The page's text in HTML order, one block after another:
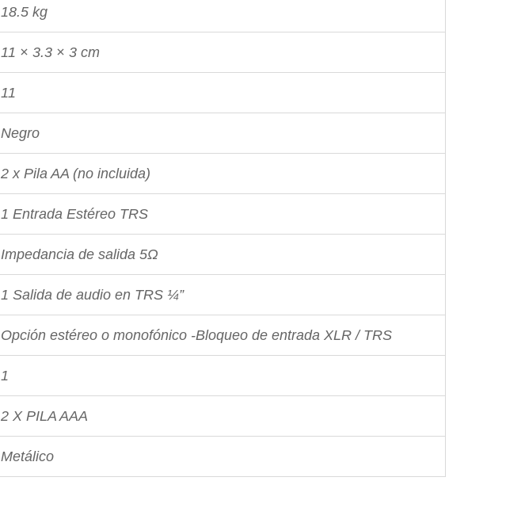
18.5 kg
11 × 3.3 × 3 cm
11
Negro
2 x Pila AA (no incluida)
1 Entrada Estéreo TRS
Impedancia de salida 5Ω
1 Salida de audio en TRS ¼”
Opción estéreo o monofónico -Bloqueo de entrada XLR / TRS
1
2 X PILA AAA
Metálico